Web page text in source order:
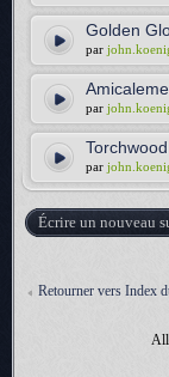
Golden
par
par
par
Écrire un nouveau
Retourner vers Index